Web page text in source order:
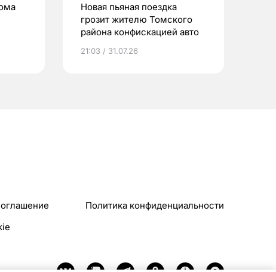
Новая пьяная поездка
грозит жителю Томского
района конфискацией авто
21:03 / 31.07.26
Политика конфиденциальности